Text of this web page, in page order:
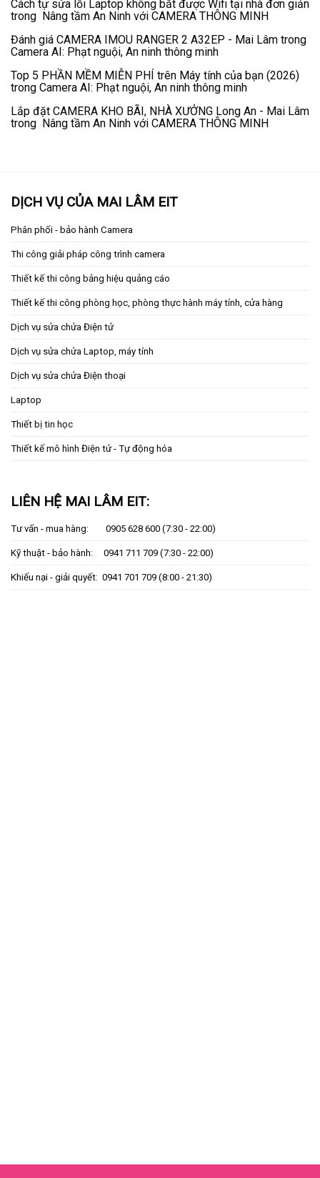
Cách tự sửa lỗi Laptop không bắt được Wifi tại nhà đơn giản
trong Nâng tầm An Ninh với CAMERA THÔNG MINH
Đánh giá CAMERA IMOU RANGER 2 A32EP - Mai Lâm trong
Camera AI: Phạt nguội, An ninh thông minh
Top 5 PHẦN MỀM MIỄN PHÍ trên Máy tính của bạn (2026)
trong Camera AI: Phạt nguội, An ninh thông minh
Lắp đặt CAMERA KHO BÃI, NHÀ XƯỞNG Long An - Mai Lâm
trong Nâng tầm An Ninh với CAMERA THÔNG MINH
DỊCH VỤ CỦA MAI LÂM EIT
Phân phối - bảo hành Camera
Thi công giải pháp công trình camera
Thiết kế thi công bảng hiệu quảng cáo
Thiết kế thi công phòng học, phòng thực hành máy tính, cửa hàng
Dịch vụ sửa chửa Điện tử
Dịch vụ sửa chửa Laptop, máy tính
Dịch vụ sửa chửa Điện thoại
Laptop
Thiết bị tin học
Thiết kế mô hình Điện tử - Tự động hóa
LIÊN HỆ MAI LÂM EIT:
Tư vấn - mua hàng: 0905 628 600 (7:30 - 22:00)
Kỹ thuật - bảo hành: 0941 711 709 (7:30 - 22:00)
Khiếu nại - giải quyết: 0941 701 709 (8:00 - 21:30)